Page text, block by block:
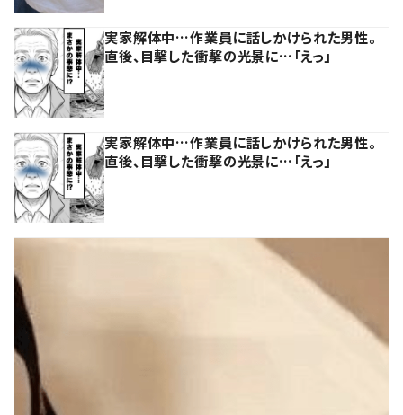
実家解体中…作業員に話しかけられた男性。
直後、目撃した衝撃の光景に…「えっ」
実家解体中…作業員に話しかけられた男性。
直後、目撃した衝撃の光景に…「えっ」